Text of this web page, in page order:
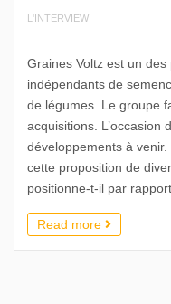
L'INTERVIEW
Graines Voltz est un
indépendants de
de légumes. Le groupe
acquisitions. L’occasion
développements à
cette proposition de
positionne-t-il par
Read more